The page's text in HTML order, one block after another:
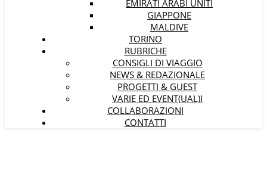
EMIRATI ARABI UNITI
GIAPPONE
MALDIVE
TORINO
RUBRICHE
CONSIGLI DI VIAGGIO
NEWS & REDAZIONALE
PROGETTI & GUEST
VARIE ED EVENT(UAL)I
COLLABORAZIONI
CONTATTI